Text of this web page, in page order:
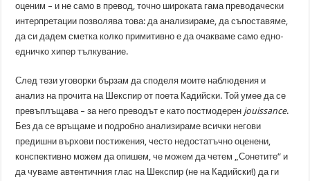
оценим – и не само в превод, точно широката гама преводачески
интерпретации позволява това: да анализираме, да съпоставяме,
да си дадем сметка колко примитивно е да очакваме само едно-
едничко хипер тълкувание.
След тези уговорки бързам да споделя моите наблюдения и
анализ на прочита на Шекспир от поета Кадийски. Той умее да се
превъплъщава – за него преводът е като постмодерен jouissance.
Без да се връщаме и подробно анализираме всички негови
предишни върхови постижения, често недостатъчно оценени,
конспективно можем да опишем, че можем да четем „Сонетите“ и
да чуваме автентичния глас на Шекспир (не на Кадийски!) да ги